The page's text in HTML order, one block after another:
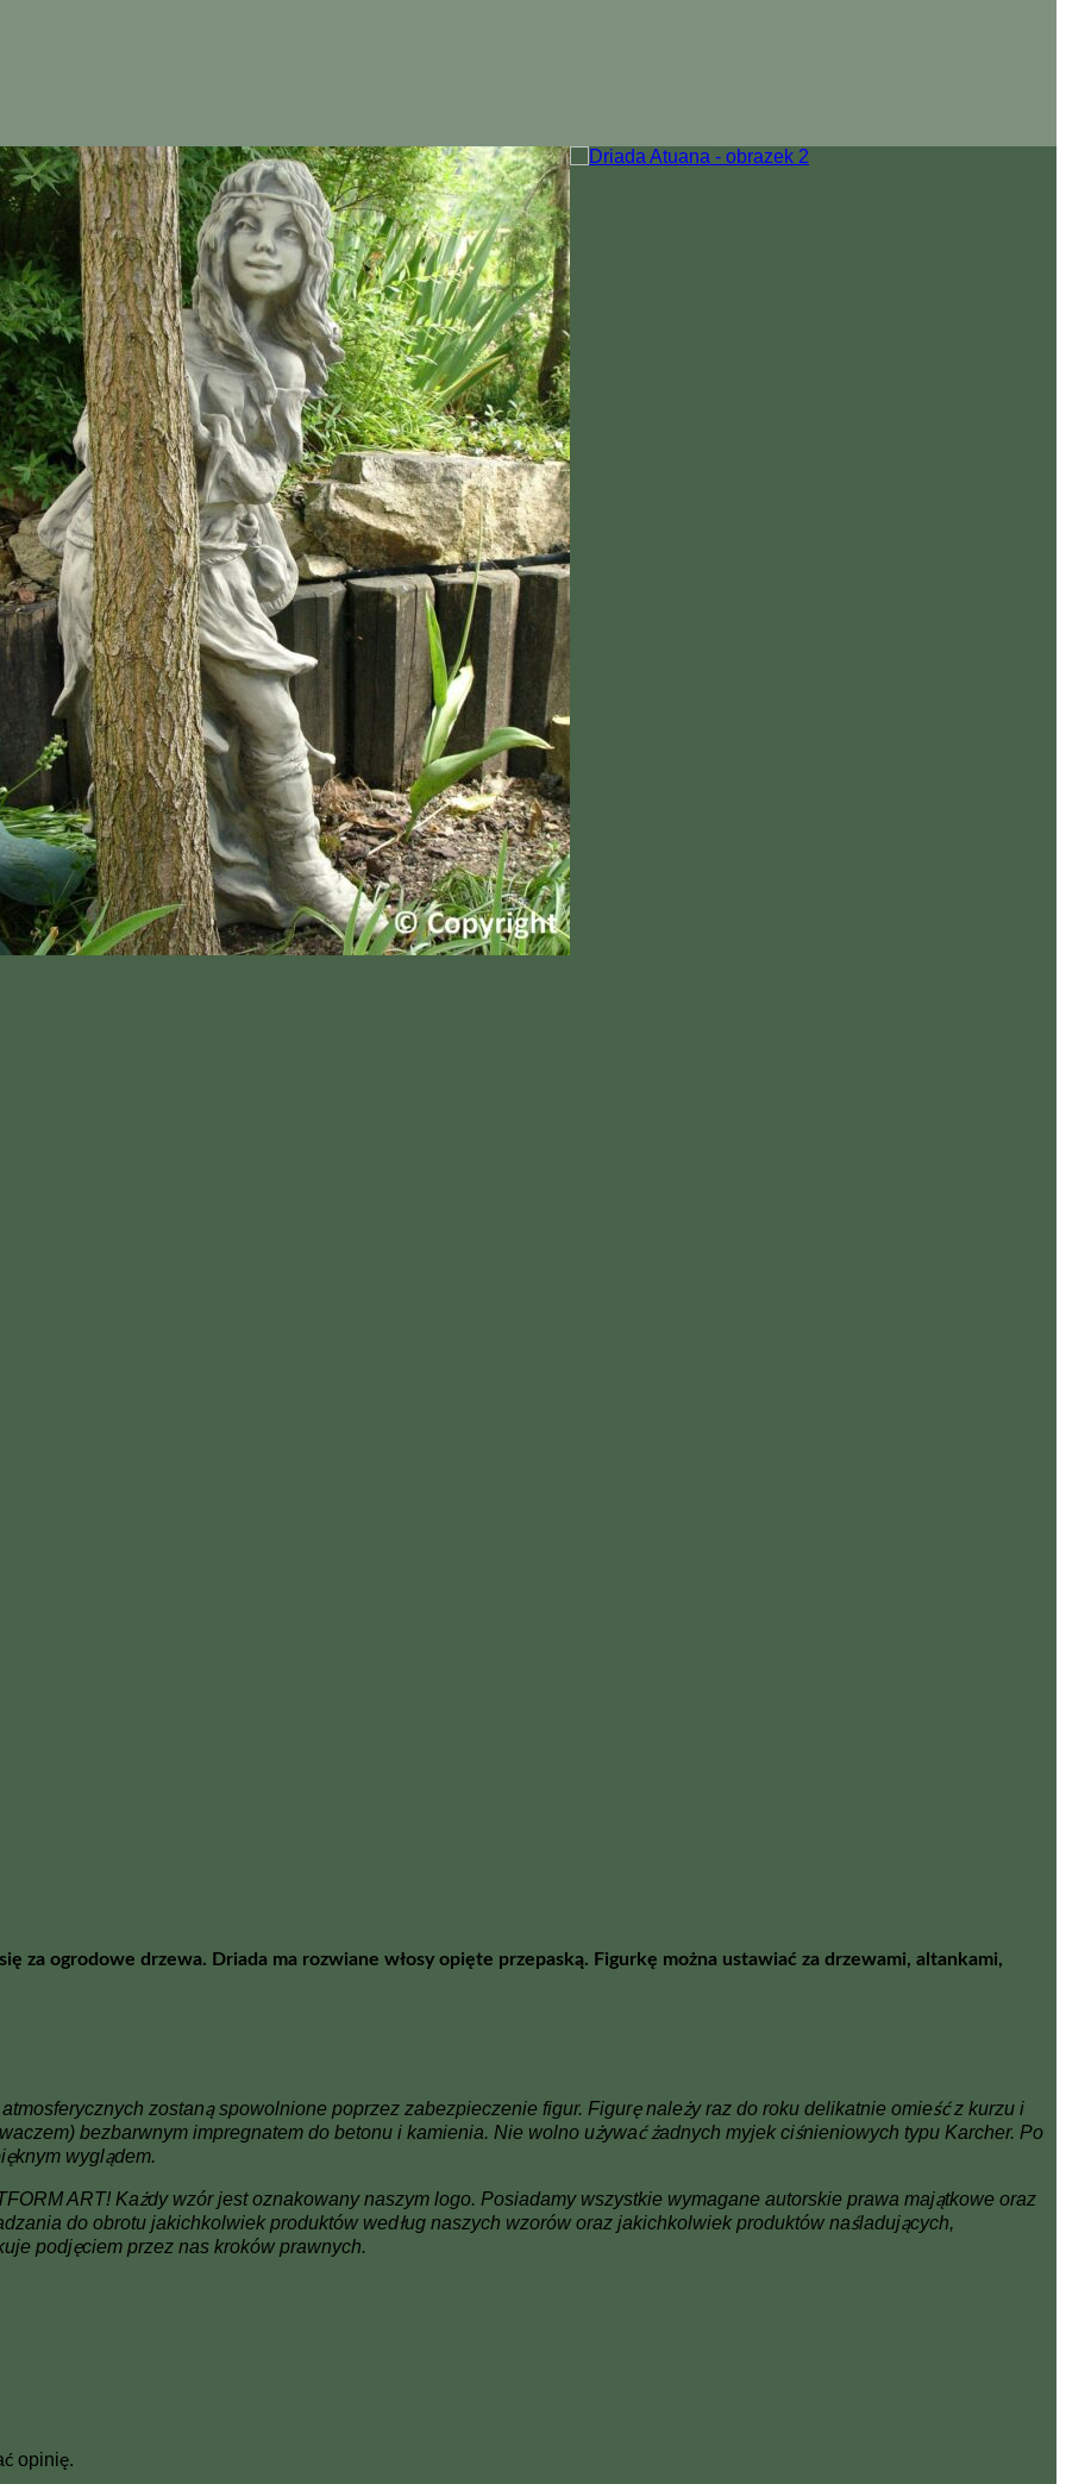
za ogrodowe drzewa. Driada ma rozwiane włosy opięte przepaską. Figurkę można ustawiać za drzewami, altankami,
zostaną spowolnione poprzez zabezpieczenie figur. Figurę należy raz do roku delikatnie omieść z kurzu i
bezbarwnym impregnatem do betonu i kamienia. Nie wolno używać żadnych myjek ciśnieniowych typu Karcher. Po
wyglądem.
ART! Każdy wzór jest oznakowany naszym logo. Posiadamy wszystkie wymagane autorskie prawa majątkowe oraz
do obrotu jakichkolwiek produktów według naszych wzorów oraz jakichkolwiek produktów naśladujących,
podjęciem przez nas kroków prawnych.
opinię.